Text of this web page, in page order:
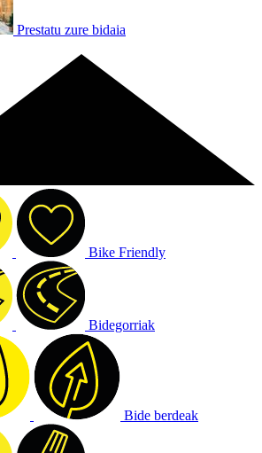
Prestatu zure bidaia
Bike Friendly
Bidegorriak
Bide berdeak